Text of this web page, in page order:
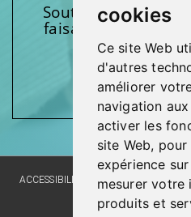
cookies
Ce site Web
d'autres
améliorer
navigation
activer les
site Web,
expérience
mesurer votre
produits et
Soutenez l’une de
faisant un don et
Donnez
ACCESSIBILITY SITE MAP
WEBSITE